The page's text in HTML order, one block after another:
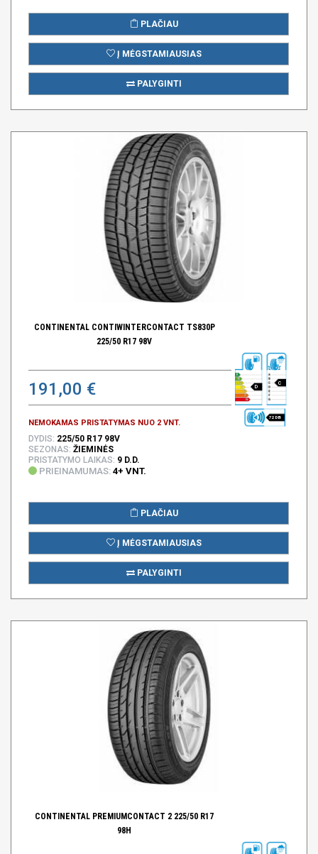
PLAČIAU
Į MĖGSTAMIAUSIAS
PALYGINTI
CONTINENTAL CONTIWINTERCONTACT TS830P
225/50 R17 98V
191,00 €
NEMOKAMAS PRISTATYMAS NUO 2 VNT.
D
C
72 DB
DYDIS: 225/50 R17 98V
SEZONAS: ŽIEMINĖS
PRISTATYMO LAIKAS: 9 D.D.
PRIEINAMUMAS: 4+ VNT.
PLAČIAU
Į MĖGSTAMIAUSIAS
PALYGINTI
CONTINENTAL PREMIUMCONTACT 2 225/50 R17
98H